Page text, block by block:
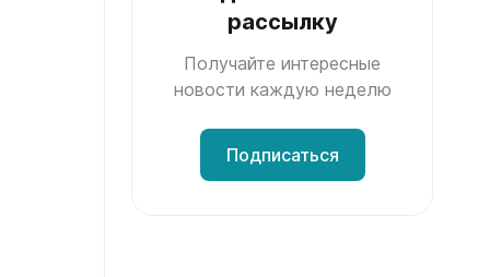
рассылку
Получайте интересные
новости каждую неделю
Подписаться